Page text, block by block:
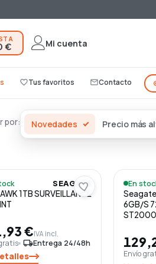
€ Mi cuenta
favorite_borderTus favoritos mail_outlineContacto
por: Novedades Precio más
SEAGATE
1TB SURVEILLANCE
€IVA incl.
local_shippingEntrega 24/48h
En
6GB/S
Envío